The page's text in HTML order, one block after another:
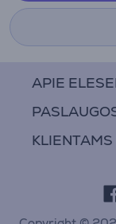
APIE
KLIENTAMS